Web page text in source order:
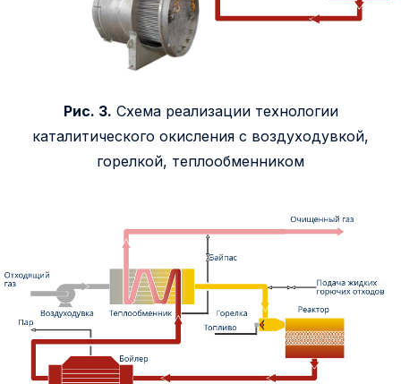
Рис. 3. Схема реализации технологии
каталитического окисления с воздуходувкой,
горелкой, теплообменником